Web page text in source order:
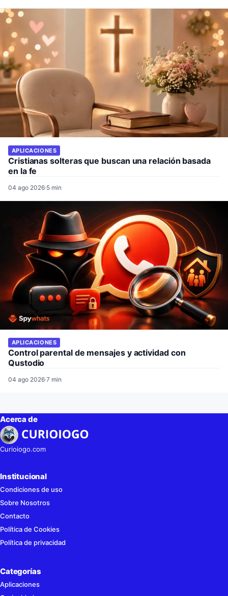
APLICACIONES
Cristianas solteras que buscan una relación basada
en la fe
04 ago 2026·5 min
APLICACIONES
Control parental de mensajes y actividad con
Qustodio
04 ago 2026·7 min
Acerca de
Curioiogo.com
Institucional
Condiciones de uso
Sobre Nosotros
Contacto
Política de Cookies
Política de privacidad
Categorías
Aplicaciones